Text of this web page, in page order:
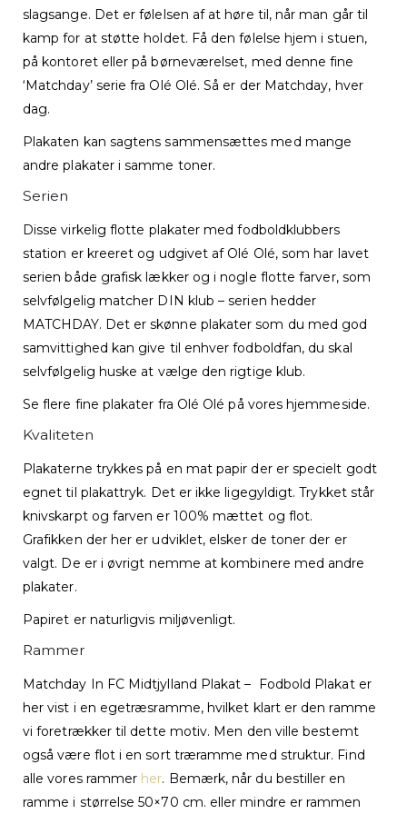
slagsange. Det er følelsen af at høre til, når man går til
kamp for at støtte holdet. Få den følelse hjem i stuen,
på kontoret eller på børneværelset, med denne fine
‘Matchday’ serie fra Olé Olé. Så er der Matchday, hver
dag.
Plakaten kan sagtens sammensættes med mange
andre plakater i samme toner.
Serien
Disse virkelig flotte plakater med fodboldklubbers
station er kreeret og udgivet af Olé Olé, som har lavet
serien både grafisk lækker og i nogle flotte farver, som
selvfølgelig matcher DIN klub – serien hedder
MATCHDAY. Det er skønne plakater som du med god
samvittighed kan give til enhver fodboldfan, du skal
selvfølgelig huske at vælge den rigtige klub.
Se flere fine plakater fra Olé Olé på vores hjemmeside.
Kvaliteten
Plakaterne trykkes på en mat papir der er specielt godt
egnet til plakattryk. Det er ikke ligegyldigt. Trykket står
knivskarpt og farven er 100% mættet og flot.
Grafikken der her er udviklet, elsker de toner der er
valgt. De er i øvrigt nemme at kombinere med andre
plakater.
Papiret er naturligvis miljøvenligt.
Rammer
Matchday In FC Midtjylland Plakat – Fodbold Plakat er
her vist i en egetræsramme, hvilket klart er den ramme
vi foretrækker til dette motiv. Men den ville bestemt
også være flot i en sort træramme med struktur. Find
alle vores rammer her. Bemærk, når du bestiller en
ramme i størrelse 50×70 cm. eller mindre er rammen